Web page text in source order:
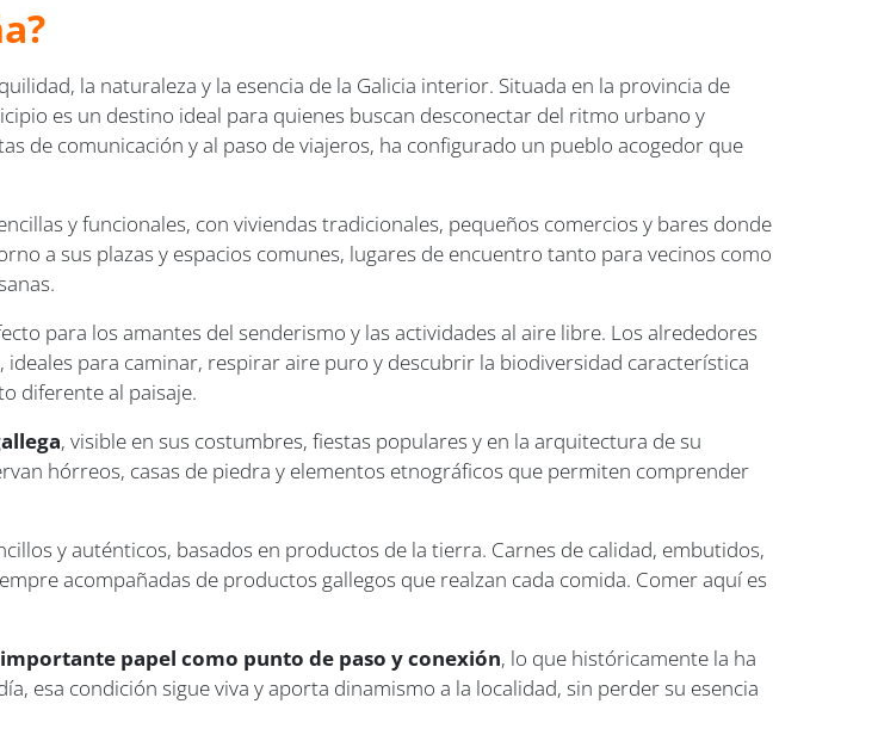
la naturaleza y la esencia de la Galicia interior. Situada en la provincia de
es un destino ideal para quienes buscan desconectar del ritmo urbano y
de comunicación y al paso de viajeros, ha configurado un pueblo acogedor que
y funcionales, con viviendas tradicionales, pequeños comercios y bares donde
a sus plazas y espacios comunes, lugares de encuentro tanto para vecinos como
para los amantes del senderismo y las actividades al aire libre. Los alrededores
para caminar, respirar aire puro y descubrir la biodiversidad característica
diferente al paisaje.
, visible en sus costumbres, fiestas populares y en la arquitectura de su
hórreos, casas de piedra y elementos etnográficos que permiten comprender
y auténticos, basados en productos de la tierra. Carnes de calidad, embutidos,
acompañadas de productos gallegos que realzan cada comida. Comer aquí es
importante papel como punto de paso y conexión, lo que históricamente la ha
esa condición sigue viva y aporta dinamismo a la localidad, sin perder su esencia